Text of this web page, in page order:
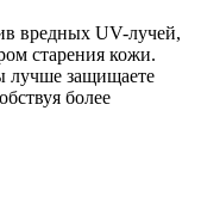
вредных UV-лучей,
старения кожи.
лучше защищаете
более